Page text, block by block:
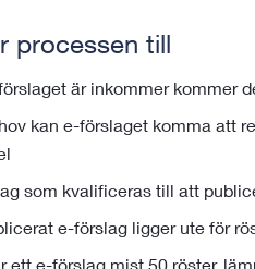
processen till
är inkommer kommer
kan e-förslaget komma att
som kvalificeras till att
e-förslag ligger ute för
ett e-förslag mist 50 röster,